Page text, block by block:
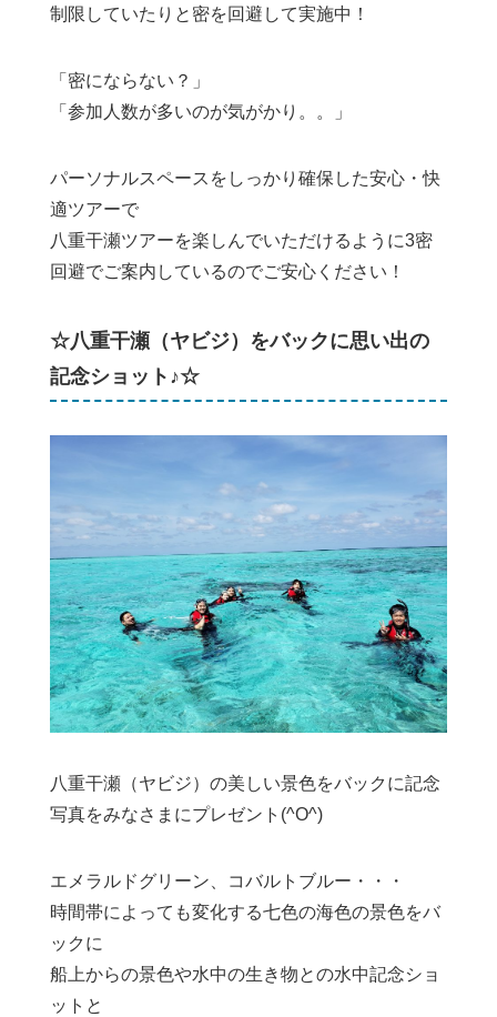
制限していたりと密を回避して実施中！
「密にならない？」
「参加人数が多いのが気がかり。。」
パーソナルスペースをしっかり確保した安心・快
適ツアーで
八重干瀬ツアーを楽しんでいただけるように3密
回避でご案内しているのでご安心ください！
☆八重干瀬（ヤビジ）をバックに思い出の
記念ショット♪☆
八重干瀬（ヤビジ）の美しい景色をバックに記念
写真をみなさまにプレゼント(^O^)
エメラルドグリーン、コバルトブルー・・・
時間帯によっても変化する七色の海色の景色をバ
ックに
船上からの景色や水中の生き物との水中記念ショ
ットと